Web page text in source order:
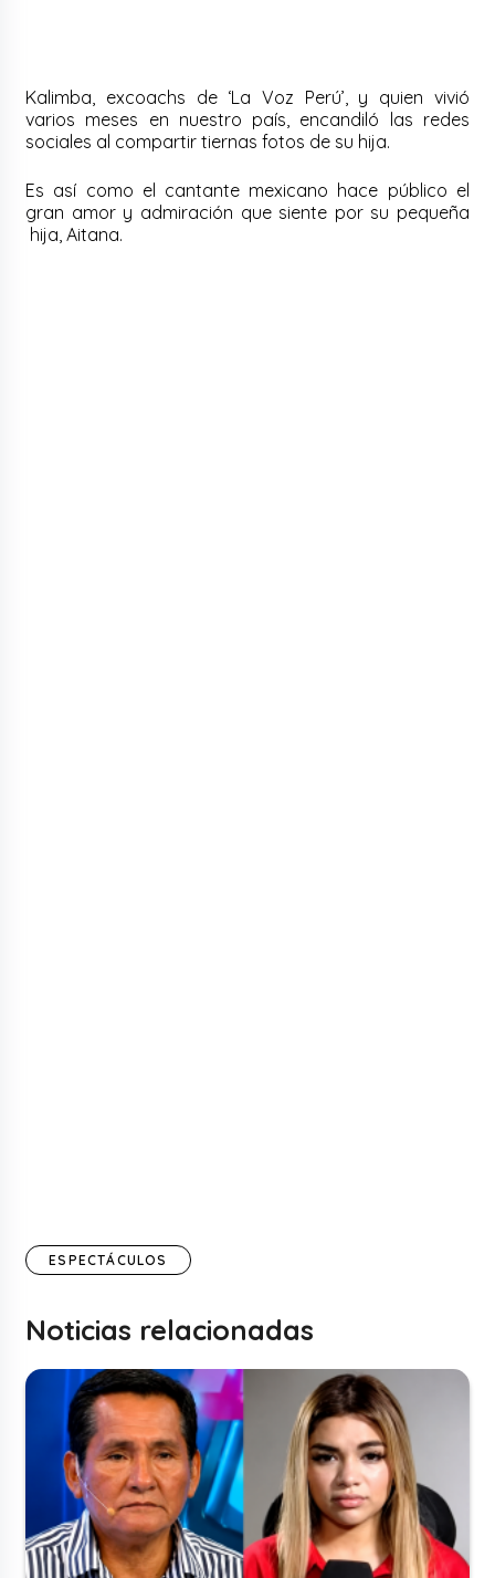
Kalimba, excoachs de ‘La Voz Perú’, y quien vivió
varios meses en nuestro país, encandiló las redes
sociales al compartir tiernas fotos de su hija.
Es así como el cantante mexicano hace público el
gran amor y admiración que siente por su pequeña
hija, Aitana.
ESPECTÁCULOS
Noticias relacionadas